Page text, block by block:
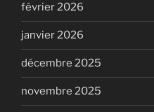
février 2026
janvier 2026
décembre 2025
novembre 2025